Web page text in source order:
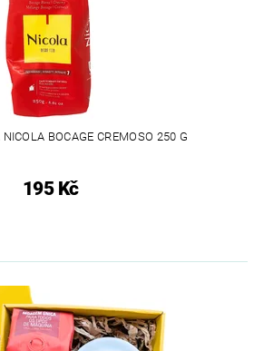
BOCAGE CREMOSO 250 G
195 Kč